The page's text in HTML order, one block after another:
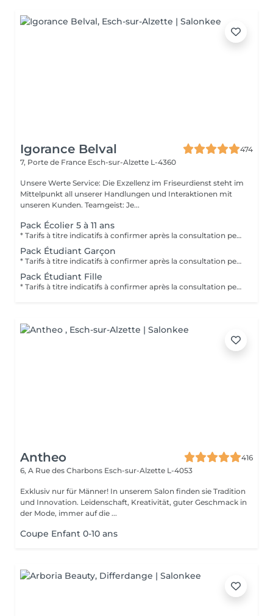
Igorance Belval
474
7, Porte de France Esch-sur-Alzette L-4360
Unsere Werte Service: Die Exzellenz im Friseurdienst steht im
Mittelpunkt all unserer Handlungen und Interaktionen mit
unseren Kunden. Teamgeist: Je...
Pack Écolier 5 à 11 ans
* Tarifs à titre indicatifs à confirmer après la consultation personnalisée établit auprès de votre coiffeur/stylist/spécialiste * La direction se réserve le droit dapporter des modifications pour le bon fonctionnement du salon
Pack Étudiant Garçon
* Tarifs à titre indicatifs à confirmer après la consultation personnalisée établit auprès de votre coiffeur/stylist/spécialiste * La direction se réserve le droit dapporter des modifications pour le bon fonctionnement du salon
Pack Étudiant Fille
* Tarifs à titre indicatifs à confirmer après la consultation personnalisée établit auprès de votre coiffeur/stylist/spécialiste * La direction se réserve le droit dapporter des modifications pour le bon fonctionnement du salon
Antheo
416
6, A Rue des Charbons Esch-sur-Alzette L-4053
Exklusiv nur für Männer! In unserem Salon finden sie Tradition
und Innovation. Leidenschaft, Kreativität, guter Geschmack in
der Mode, immer auf die ...
Coupe Enfant 0-10 ans